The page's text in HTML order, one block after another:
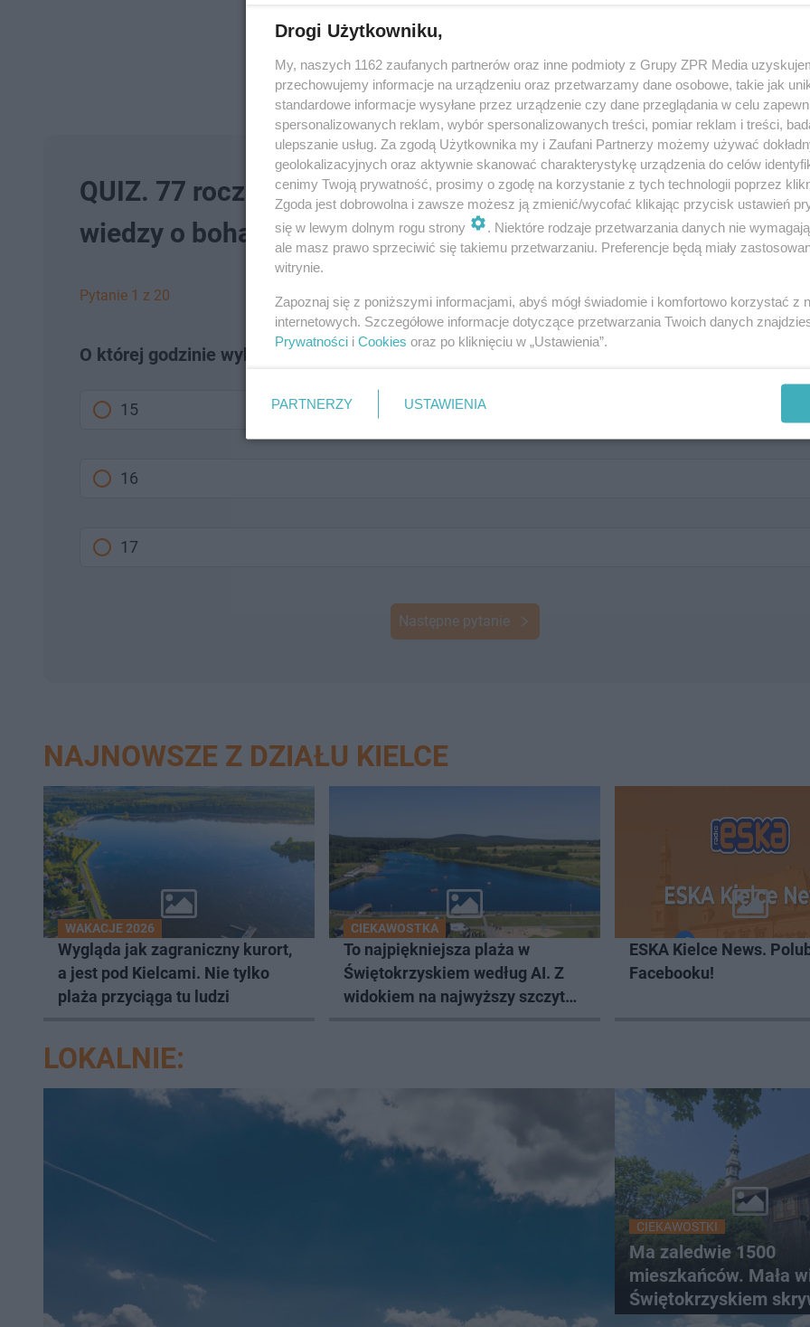
QUIZ. 77 rocznica Powstania Warszawskiego. Przekrojowy
wiedzy o bohaterach
Pytanie 1 z 20
O której godzinie wybuchło Powstanie Warszawskie?
15
16
17
Następne pytanie
NAJNOWSZE Z DZIAŁU KIELCE
WAKACJE 2026
Wygląda jak zagraniczny kurort,
a jest pod Kielcami. Nie tylko
plaża przyciąga tu ludzi
CIEKAWOSTKA
To najpiękniejsza plaża w
Świętokrzyskiem według AI. Z
widokiem na najwyższy szczyt
ESKA Kielce News.
Facebooku!
LOKALNIE:
CIEKAWOSTKI
Ma zaledwie 1500
mieszkańców. Mała
Świętokrzyskiem
zabytki, bywał tu
Drogi Użytkowniku,
My, naszych 1162 zaufanych partnerów oraz inne podmioty z Grupy ZPR Media
przechowujemy informacje na urządzeniu oraz przetwarzamy dane osobowe, takie jak
standardowe informacje wysyłane przez urządzenie czy dane przeglądania w celu
spersonalizowanych reklam, wybór spersonalizowanych treści, pomiar reklam i treści,
ulepszanie usług. Za zgodą Użytkownika my i Zaufani Partnerzy możemy używać
geolokalizacyjnych oraz aktywnie skanować charakterystykę urządzenia do celów
cenimy Twoją prywatność, prosimy o zgodę na korzystanie z tych technologii poprzez
Zgoda jest dobrowolna i zawsze możesz ją zmienić/wycofać klikając przycisk ustawień
się w lewym dolnym rogu strony
. Niektóre rodzaje przetwarzania danych nie
ale masz prawo sprzeciwić się takiemu przetwarzaniu. Preferencje będą miały
witrynie.
Zapoznaj się z poniższymi informacjami, abyś mógł świadomie i komfortowo korzystać z
internetowych. Szczegółowe informacje dotyczące przetwarzania Twoich danych
Prywatności i Cookies oraz po kliknięciu w „Ustawienia”.
PARTNERZY USTAWIENIA